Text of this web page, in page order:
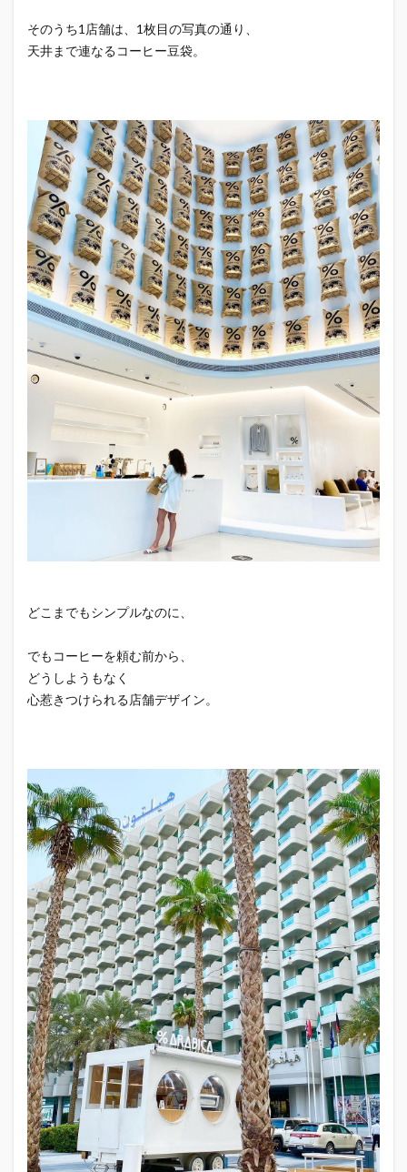
そのうち1店舗は、1枚目の写真の通り、
天井まで連なるコーヒー豆袋。
どこまでもシンプルなのに、
でもコーヒーを頼む前から、
どうしようもなく
心惹きつけられる店舗デザイン。